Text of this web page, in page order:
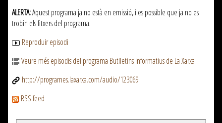
ALERTA:Aquest programa ja no està en emissió, i es possible que ja no es
trobin els fitxers del programa.
Reproduir episodi
Veure més episodis del programa Butlletins informatius de La Xarxa
http://programes.laxarxa.com/audio/123069
RSS feed